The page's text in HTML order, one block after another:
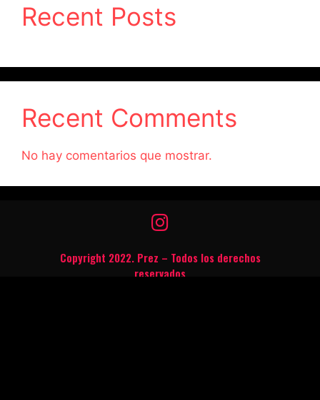
Recent Posts
Recent Comments
No hay comentarios que mostrar.
Copyright 2022. Prez – Todos los derechos
reservados